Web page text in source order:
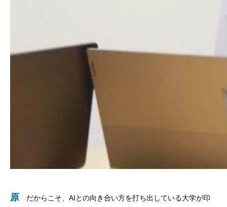
原 だからこそ、AIとの向き合い方を打ち出している大学が印